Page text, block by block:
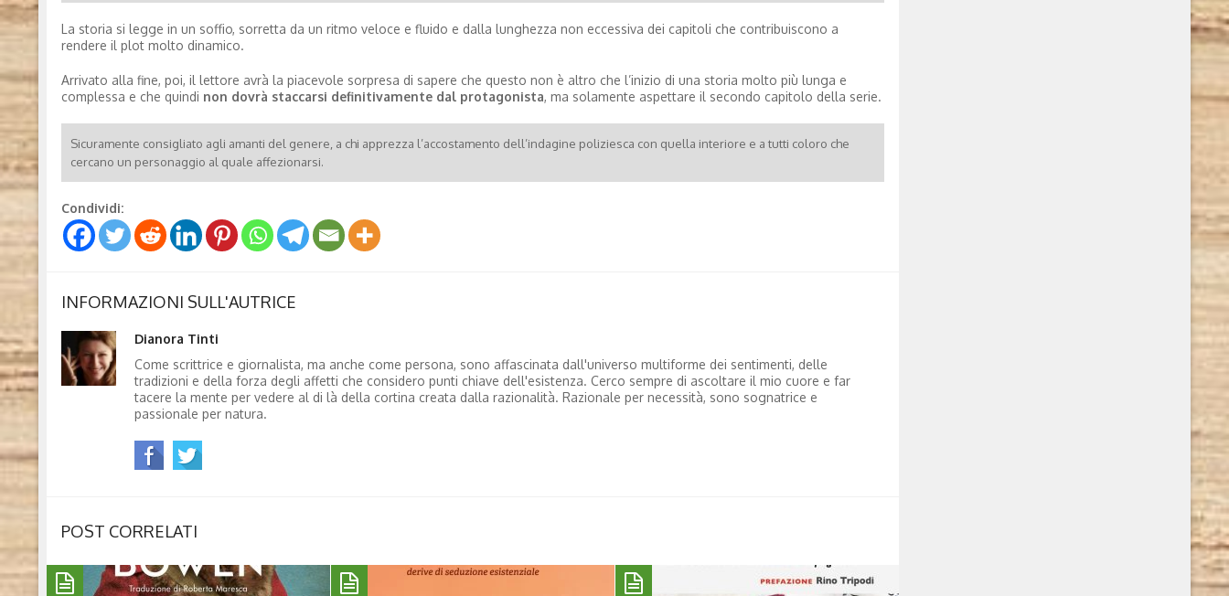
La storia si legge in un soffio, sorretta da un ritmo veloce e fluido e dalla lunghezza non eccessiva dei capitoli che contribuiscono a
rendere il plot molto dinamico.
Arrivato alla fine, poi, il lettore avrà la piacevole sorpresa di sapere che questo non è altro che l’inizio di una storia molto più lunga e
complessa e che quindi non dovrà staccarsi definitivamente dal protagonista, ma solamente aspettare il secondo capitolo della serie.
Sicuramente consigliato agli amanti del genere, a chi apprezza l’accostamento dell’indagine poliziesca con quella interiore e a tutti coloro che
cercano un personaggio al quale affezionarsi.
Condividi:
INFORMAZIONI SULL'AUTRICE
Dianora Tinti
Come scrittrice e giornalista, ma anche come persona, sono affascinata dall'universo multiforme dei sentimenti, delle
tradizioni e della forza degli affetti che considero punti chiave dell'esistenza. Cerco sempre di ascoltare il mio cuore e far
tacere la mente per vedere al di là della cortina creata dalla razionalità. Razionale per necessità, sono sognatrice e
passionale per natura.
POST CORRELATI